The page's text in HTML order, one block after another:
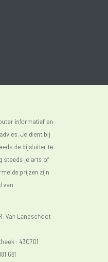
informatief en
Je dient bij
de bijsluiter te
steeds je arts of
prijzen zijn
van
Van Landschoot
: 430701